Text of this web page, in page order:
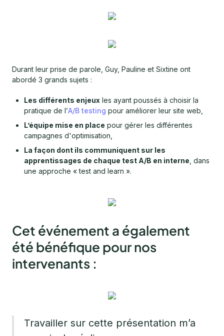
Durant leur prise de parole, Guy, Pauline et Sixtine ont
abordé 3 grands sujets :
Les différents enjeux les ayant poussés à choisir la
pratique de l’A/B testing pour améliorer leur site web,
L’équipe mise en place pour gérer les différentes
campagnes d'optimisation,
La façon dont ils communiquent sur les
apprentissages de chaque test A/B en interne , dans
une approche « test and learn ».
Cet événement a également
été bénéfique pour nos
intervenants :
Travailler sur cette présentation m’a